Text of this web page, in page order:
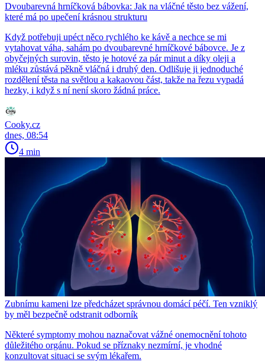
Dvoubarevná hrníčková bábovka: Jak na vláčné těsto bez vážení,
které má po upečení krásnou strukturu
Když potřebuji upéct něco rychlého ke kávě a nechce se mi
vytahovat váha, sahám po dvoubarevné hrníčkové bábovce. Je z
obyčejných surovin, těsto je hotové za pár minut a díky oleji a
mléku zůstává pěkně vláčná i druhý den. Odlišuje ji jednoduché
rozdělení těsta na světlou a kakaovou část, takže na řezu vypadá
hezky, i když s ní není skoro žádná práce.
Cooky.cz
dnes, 08:54
4 min
Zubnímu kameni lze předcházet správnou domácí péčí. Ten vzniklý
by měl bezpečně odstranit odborník
Některé symptomy mohou naznačovat vážné onemocnění tohoto
důležitého orgánu. Pokud se příznaky nezmírní, je vhodné
konzultovat situaci se svým lékařem.